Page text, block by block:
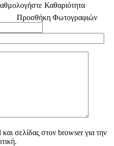
Καθαριότητα
Προσθήκη Φωτογραφιών
σελίδας στον browser για την